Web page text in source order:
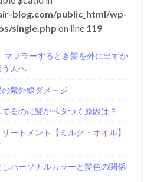
blog.com/public_html/wp-
single.php on line 119
マフラーするとき髪を外に出すか
人へ
紫外線ダメージ
るのに髪がベタつく原因は？
ートメント【ミルク・オイル】
パーソナルカラーと髪色の関係